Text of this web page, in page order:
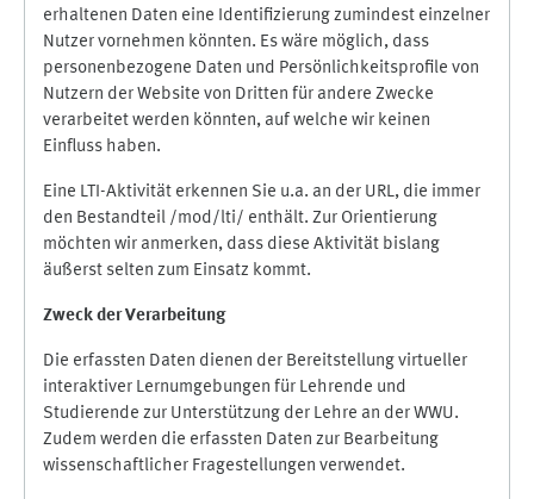
erhaltenen Daten eine Identifizierung zumindest einzelner
Nutzer vornehmen könnten. Es wäre möglich, dass
personenbezogene Daten und Persönlichkeitsprofile von
Nutzern der Website von Dritten für andere Zwecke
verarbeitet werden könnten, auf welche wir keinen
Einfluss haben.
Eine LTI-Aktivität erkennen Sie u.a. an der URL, die immer
den Bestandteil /mod/lti/ enthält. Zur Orientierung
möchten wir anmerken, dass diese Aktivität bislang
äußerst selten zum Einsatz kommt.
Zweck der Verarbeitung
Die erfassten Daten dienen der Bereitstellung virtueller
interaktiver Lernumgebungen für Lehrende und
Studierende zur Unterstützung der Lehre an der WWU.
Zudem werden die erfassten Daten zur Bearbeitung
wissenschaftlicher Fragestellungen verwendet.